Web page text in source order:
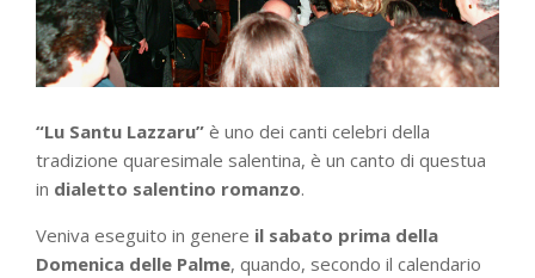
“Lu Santu Lazzaru” è uno dei canti celebri della
tradizione quaresimale salentina, è un canto di questua
in dialetto salentino romanzo.
Veniva eseguito in genere il sabato prima della
Domenica delle Palme, quando, secondo il calendario